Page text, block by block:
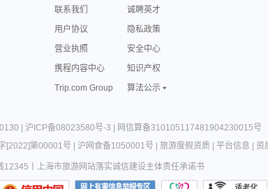
联系我们
诚聘英才
用户协议
隐私政策
营业执照
安全中心
携程内容中心
知识产权
Trip.com Group
算法公示
沪ICP备08023580号-3
网信算备310105117481904230015号
[2022]第00001号 沪网食备1050001号 旅游度假资质| 平台信息 资
12345 上海市旅游网站落实诚信建设主体责任承诺书